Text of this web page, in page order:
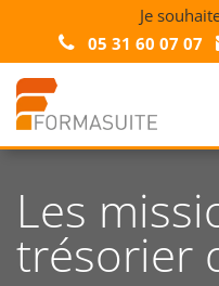
Je
05 31 60 07 07
Les
trésorier